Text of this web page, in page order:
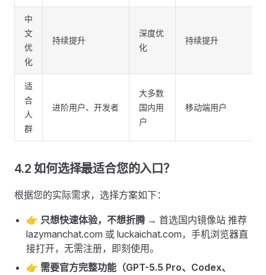
中
文
优
化
持续提升
深度优
化
持续提升
适
合
人
群
进阶用户、开发者
大多数
国内用
户
移动端用户
4.2 如何选择最适合您的入口？
根据您的实际需求，选择方案如下：
👉 只想快速体验，不想折腾→ 首选国内镜像站 推荐
lazymanchat.com 或 luckaichat.com，手机浏览器直
接打开，无需注册，即刻使用。
👉 需要官方完整功能（GPT-5.5 Pro、Codex、